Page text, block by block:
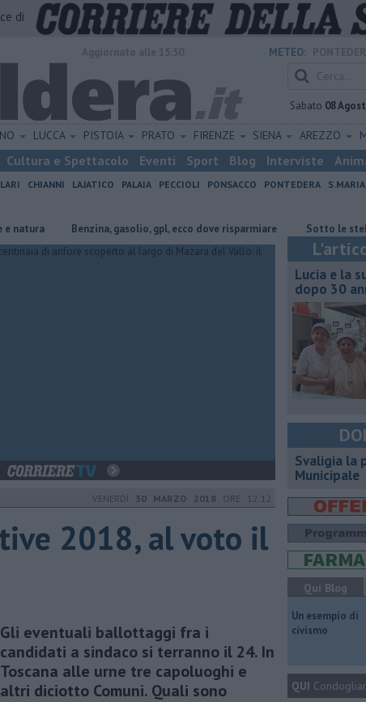
di
METEO:
Sabato 08
LUCCA PISTOIA PRATO FIRENZE SIENA AREZZO
Cultura e Spettacolo Eventi Sport Blog Interviste
CHIANNI LAJATICO PALAIA PECCIOLI PONSACCO PONTEDERA
​Benzina, gasolio, gpl, ecco dove risparmiare Sotto le stelle la
VENERDÌ 30 MARZO 2018 ORE 12:12
2018, al voto il
Gli eventuali ballottaggi fra i
candidati a sindaco si terranno il 24. In
Toscana alle urne tre capoluoghi e
altri diciotto Comuni. Quali sono
Lucia e la
dopo 30
Svaligia la
Municipale
Qui Blog
​Un esempio di
civismo
QUI